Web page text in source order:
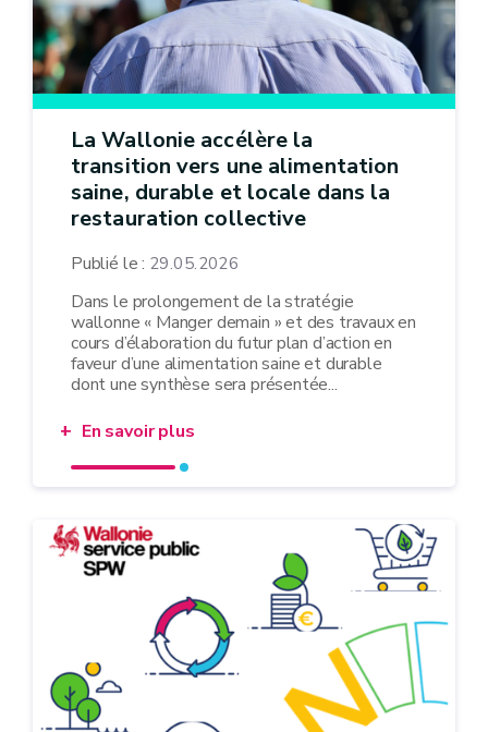
La Wallonie accélère la
transition vers une alimentation
saine, durable et locale dans la
restauration collective
Publié le : 29.05.2026
Dans le prolongement de la stratégie
wallonne « Manger demain » et des travaux en
cours d’élaboration du futur plan d’action en
faveur d’une alimentation saine et durable
dont une synthèse sera présentée...
En savoir plus